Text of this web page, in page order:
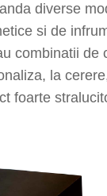
diverse
si de
combinatii de
la
foarte